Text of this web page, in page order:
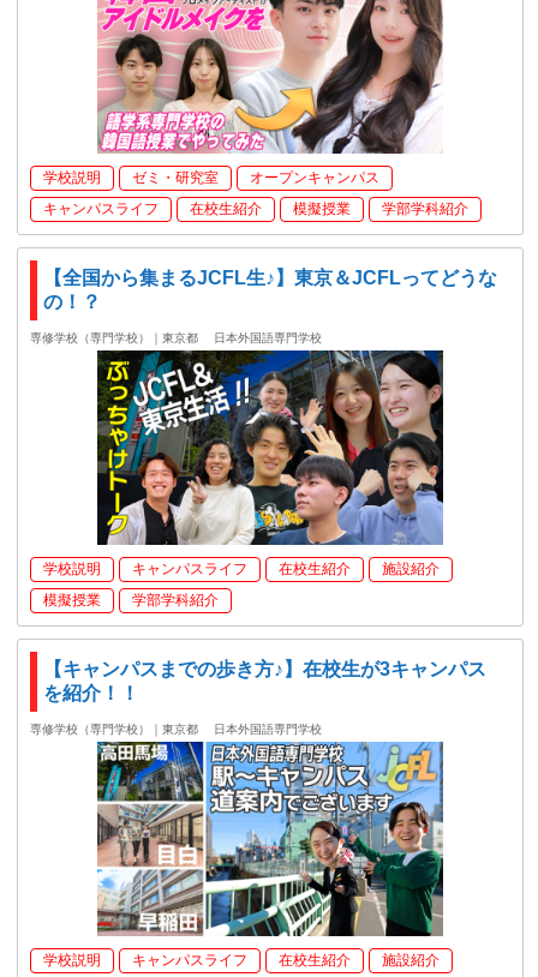
学校説明 ゼミ・研究室
オープンキャンパス
キャンパスライフ
在校生紹介 模擬授業 学部学科紹介
【全国から集まるJCFL生♪】東京＆JCFLってどうな
の！？
専修学校（専門学校）｜東京都 日本外国語専門学校
学校説明 キャンパスライフ 在校生紹介
施設紹介
模擬授業
学部学科紹介
【キャンパスまでの歩き方♪】在校生が3キャンパス
を紹介！！
専修学校（専門学校）｜東京都 日本外国語専門学校
学校説明 キャンパスライフ 在校生紹介
施設紹介